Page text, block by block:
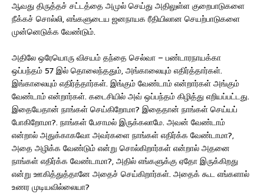
ஆவது திருத்தச் சட்டத்தை அமுல் செய்து அதிலுள்ள குறைபாடுகளை
நீக்கச் சொல்லி, எங்களுடைய ஜனநாயக ரீதியிலான செயற்பாடுகளை
முன்னெடுக்க வேண்டும்.
அதிலே ஒரேயொரு விசயம் தந்தை செல்வா – பண்டாரநாயக்கா
ஒப்பந்தம் 57 இல் தொலைந்ததும், அங்காலையும் எதிர்த்தார்கள்.
இங்காலையும் எதிர்த்தார்கள். இங்கும் வேண்டாம் என்றார்கள் அங்கும்
வேண்டாம் என்றார்கள். கடைசியில் அவ் ஒப்பந்தம் கிழித்து எறியப்பட்டது.
இதையேதான் நாங்கள் செய்கிறோமா? இதைதான் நாங்கள் செய்யப்
போகிறோமா?. நாங்கள் பேசாமல் இருக்கலாமே. அவன் வேண்டாம்
என்றால் அதுக்காகவோ அவர்களை நாங்கள் எதிர்க்க வேண்டாமா?,
அதை அழிக்க வேண்டும் என்று சொல்கிறார்கள் என்றால் அதனை
நாங்கள் எதிர்க்க வேண்டாமா?, அதில் எங்களுக்கு ஏதோ இருக்கிறது
என்று ஊகித்துத்தானே அதைச் செய்கிறார்கள். அதைக் கூட எங்களால்
உணர முடியவில்லையா?